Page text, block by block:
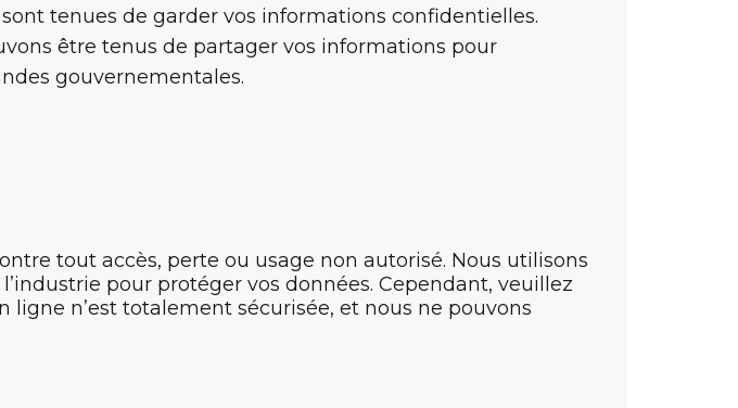
tenues de garder vos informations confidentielles.
être tenus de partager vos informations pour
gouvernementales.
tout accès, perte ou usage non autorisé. Nous utilisons
pour protéger vos données. Cependant, veuillez
n’est totalement sécurisée, et nous ne pouvons